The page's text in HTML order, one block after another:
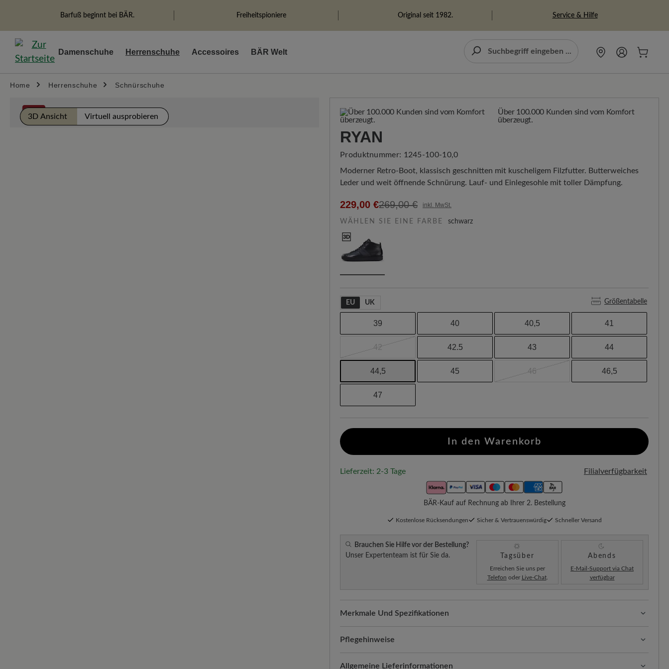
Zur Hauptnavigation springen
Barfuß beginnt bei BÄR. Freiheitspioniere Original seit 1982. Service & Hilfe
Damenschuhe Herrenschuhe Accessoires BÄR Welt
Home Herrenschuhe Schnürschuhe
%
Bildergalerie überspringen
3D Ansicht Virtuell ausprobieren
Über 100.000 Kunden sind vom Komfort
überzeugt.
RYAN
Produktnummer: 1245-100-10,0
Moderner Retro-Boot, klassisch geschnitten mit kuscheligem Filzfutter. Butterweiches
Leder und weit öffnende Schnürung. Lauf- und Einlegesohle mit toller Dämpfung.
229,00 €269,00 € inkl. MwSt.
WÄHLEN SIE EINE FARBE schwarz
EU UK Größentabelle
39 40 40,5 41
42 42.5 43 44
44,5 45 46 46,5
47
In den Warenkorb
Lieferzeit: 2-3 Tage Filialverfügbarkeit
BÄR-Kauf auf Rechnung ab Ihrer 2. Bestellung
Kostenlose Rücksendungen Sicher & Vertrauenswürdig Schneller Versand
Brauchen Sie Hilfe vor der Bestellung?
Unser Expertenteam ist für Sie da.
Tagsüber
Erreichen Sie uns per
Telefon oder Live-Chat.
Abends
E-Mail-Support via Chat
verfügbar
Merkmale Und Spezifikationen
Freeyourfeet!Die perfekte Passform mit 100% Zehenfreiheit. Natürlich geformte
Schuhe, handgefertigt hergestellt.
Pflegehinweise
Allgemeine Lieferinformationen